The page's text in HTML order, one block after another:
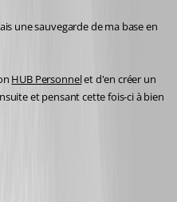
une sauvegarde de ma base en
HUB Personnel et d'en créer un
et pensant cette fois-ci à bien